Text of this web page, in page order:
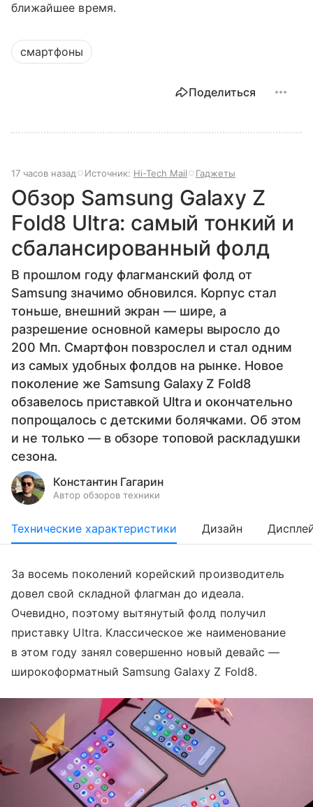
ближайшее время.
смартфоны
Поделиться
17 часов назад Источник: Hi-Tech Mail Гаджеты
Обзор Samsung Galaxy Z
Fold8 Ultra: самый тонкий и
сбалансированный фолд
В прошлом году флагманский фолд от
Samsung значимо обновился. Корпус стал
тоньше, внешний экран — шире, а
разрешение основной камеры выросло до
200 Мп. Смартфон повзрослел и стал одним
из самых удобных фолдов на рынке. Новое
поколение же Samsung Galaxy Z Fold8
обзавелось приставкой Ultra и окончательно
попрощалось с детскими болячками. Об этом
и не только — в обзоре топовой раскладушки
сезона.
Константин Гагарин
Автор обзоров техники
Технические характеристики Дизайн
За восемь поколений корейский производитель
довел свой складной флагман до идеала.
Очевидно, поэтому вытянутый фолд получил
приставку Ultra. Классическое же наименование
в этом году занял совершенно новый девайс —
широкоформатный Samsung Galaxy Z Fold8.